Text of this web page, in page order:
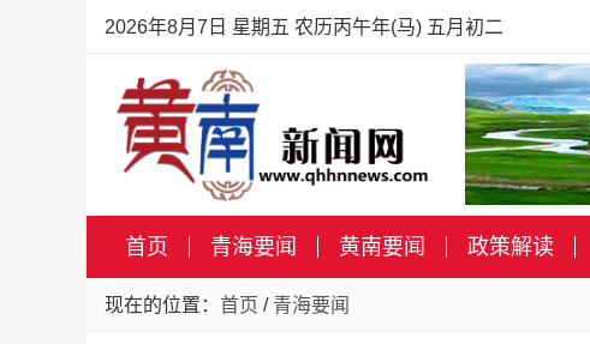
2026年8月7日 星期五 农历丙午年(马) 五月初二
首页 青海要闻 黄南要闻 政策解读
现在的位置： 首页 / 青海要闻